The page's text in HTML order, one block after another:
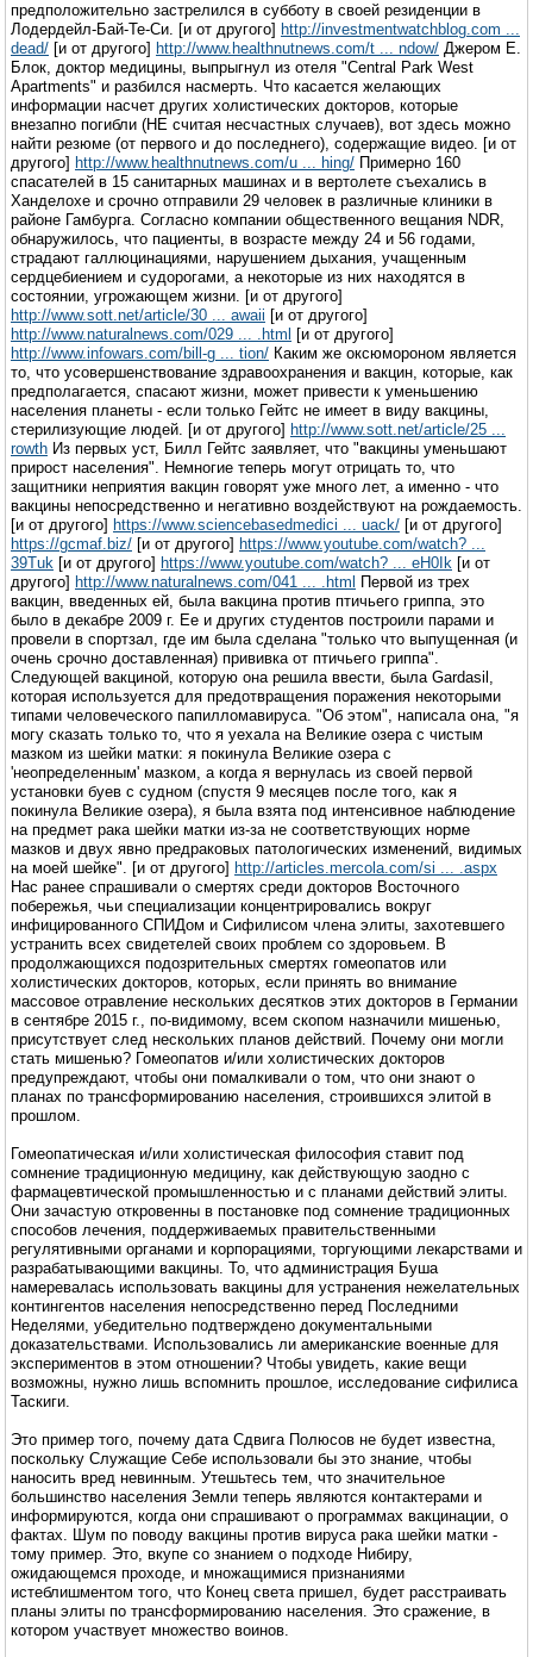
предположительно застрелился в субботу в своей резиденции в
Лодердейл-Бай-Те-Си. [и от другого] http://investmentwatchblog.com ...
dead/ [и от другого] http://www.healthnutnews.com/t ... ndow/ Джером Е.
Блок, доктор медицины, выпрыгнул из отеля "Central Park West
Apartments" и разбился насмерть. Что касается желающих
информации насчет других холистических докторов, которые
внезапно погибли (НЕ считая несчастных случаев), вот здесь можно
найти резюме (от первого и до последнего), содержащие видео. [и от
другого] http://www.healthnutnews.com/u ... hing/ Примерно 160
спасателей в 15 санитарных машинах и в вертолете съехались в
Ханделохе и срочно отправили 29 человек в различные клиники в
районе Гамбурга. Согласно компании общественного вещания NDR,
обнаружилось, что пациенты, в возрасте между 24 и 56 годами,
страдают галлюцинациями, нарушением дыхания, учащенным
сердцебиением и судорогами, а некоторые из них находятся в
состоянии, угрожающем жизни. [и от другого]
http://www.sott.net/article/30 ... awaii [и от другого]
http://www.naturalnews.com/029 ... .html
[и от другого]
http://www.infowars.com/bill-g ... tion/ Каким же оксюмороном является
то, что усовершенствование здравоохранения и вакцин, которые, как
предполагается, спасают жизни, может привести к уменьшению
населения планеты - если только Гейтс не имеет в виду вакцины,
стерилизующие людей. [и от другого] http://www.sott.net/article/25 ...
rowth Из первых уст, Билл Гейтс заявляет, что "вакцины уменьшают
прирост населения". Немногие теперь могут отрицать то, что
защитники неприятия вакцин говорят уже много лет, а именно - что
вакцины непосредственно и негативно воздействуют на рождаемость.
[и от другого] https://www.sciencebasedmedici ... uack/ [и от другого]
https://gcmaf.biz/ [и от другого] https://www.youtube.com/watch? ...
39Tuk [и от другого] https://www.youtube.com/watch? ... eH0Ik [и от
другого] http://www.naturalnews.com/041 ... .html
Первой из трех
вакцин, введенных ей, была вакцина против птичьего гриппа, это
было в декабре 2009 г. Ее и других студентов построили парами и
провели в спортзал, где им была сделана "только что выпущенная (и
очень срочно доставленная) прививка от птичьего гриппа".
Следующей вакциной, которую она решила ввести, была Gardasil,
которая используется для предотвращения поражения некоторыми
типами человеческого папилломавируса. "Об этом", написала она, "я
могу сказать только то, что я уехала на Великие озера с чистым
мазком из шейки матки: я покинула Великие озера с
'неопределенным' мазком, а когда я вернулась из своей первой
установки буев с судном (спустя 9 месяцев после того, как я
покинула Великие озера), я была взята под интенсивное наблюдение
на предмет рака шейки матки из-за не соответствующих норме
мазков и двух явно предраковых патологических изменений, видимых
на моей шейке". [и от другого] http://articles.mercola.com/si ... .aspx
Нас ранее спрашивали о смертях среди докторов Восточного
побережья, чьи специализации концентрировались вокруг
инфицированного СПИДом и Сифилисом члена элиты, захотевшего
устранить всех свидетелей своих проблем со здоровьем. В
продолжающихся подозрительных смертях гомеопатов или
холистических докторов, которых, если принять во внимание
массовое отравление нескольких десятков этих докторов в Германии
в сентябре 2015 г., по-видимому, всем скопом назначили мишенью,
присутствует след нескольких планов действий. Почему они могли
стать мишенью? Гомеопатов и/или холистических докторов
предупреждают, чтобы они помалкивали о том, что они знают о
планах по трансформированию населения, строившихся элитой в
прошлом.
Гомеопатическая и/или холистическая философия ставит под
сомнение традиционную медицину, как действующую заодно с
фармацевтической промышленностью и с планами действий элиты.
Они зачастую откровенны в постановке под сомнение традиционных
способов лечения, поддерживаемых правительственными
регулятивными органами и корпорациями, торгующими лекарствами и
разрабатывающими вакцины. То, что администрация Буша
намеревалась использовать вакцины для устранения нежелательных
контингентов населения непосредственно перед Последними
Неделями, убедительно подтверждено документальными
доказательствами. Использовались ли американские военные для
экспериментов в этом отношении? Чтобы увидеть, какие вещи
возможны, нужно лишь вспомнить прошлое, исследование сифилиса
Таскиги.
Это пример того, почему дата Сдвига Полюсов не будет известна,
поскольку Служащие Себе использовали бы это знание, чтобы
наносить вред невинным. Утешьтесь тем, что значительное
большинство населения Земли теперь являются контактерами и
информируются, когда они спрашивают о программах вакцинации, о
фактах. Шум по поводу вакцины против вируса рака шейки матки -
тому пример. Это, вкупе со знанием о подходе Нибиру,
ожидающемся проходе, и множащимися признаниями
истеблишментом того, что Конец света пришел, будет расстраивать
планы элиты по трансформированию населения. Это сражение, в
котором участвует множество воинов.